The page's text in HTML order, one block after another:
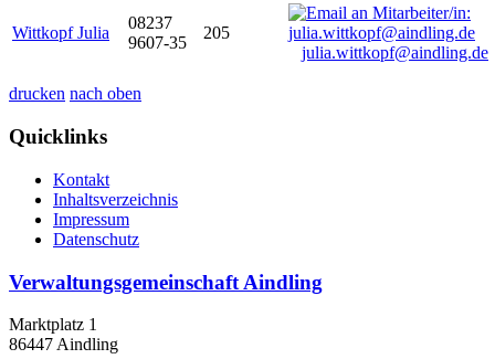
Wittkopf Julia
08237
9607-35
205
julia.wittkopf@aindling.de
drucken nach oben
Quicklinks
Kontakt
Inhaltsverzeichnis
Impressum
Datenschutz
Verwaltungsgemeinschaft Aindling
Marktplatz 1
86447 Aindling